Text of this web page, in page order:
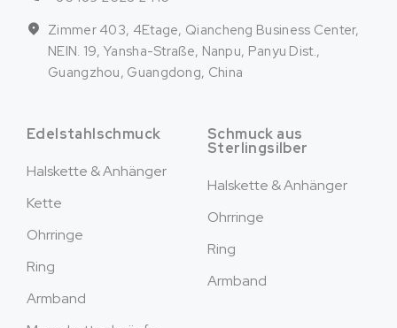
Zimmer 403, 4Etage, Qiancheng Business Center,
NEIN. 19, Yansha-Straße, Nanpu, Panyu Dist.,
Guangzhou, Guangdong, China
Edelstahlschmuck
Halskette & Anhänger
Kette
Ohrringe
Ring
Armband
Schmuck aus
Sterlingsilber
Halskette & Anhänger
Ohrringe
Ring
Armband